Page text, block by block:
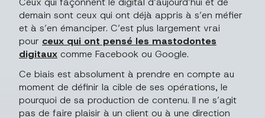
demain sont ceux qui ont déjà appris à s’en méfier
et à s’en émanciper. C’est plus largement vrai
pour ceux qui ont pensé les mastodontes
digitaux comme Facebook ou Google.
Ce biais est absolument à prendre en compte au
moment de définir la cible de ses opérations, le
pourquoi de sa production de contenu. Il ne s’agit
pas de faire plaisir à un client ou à une direction